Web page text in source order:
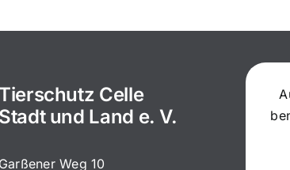
Tierschutz Celle
Stadt und Land e. V.
Garßener Weg 10